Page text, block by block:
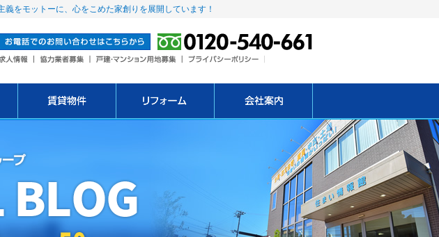
をモットーに、心をこめた家創りを展開しています！